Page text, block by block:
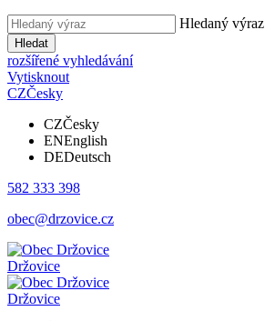
Hledaný výraz
Hledat
rozšířené vyhledávání
Vytisknout
CZČesky
CZČesky
ENEnglish
DEDeutsch
582 333 398
obec@drzovice.cz
Držovice
Držovice